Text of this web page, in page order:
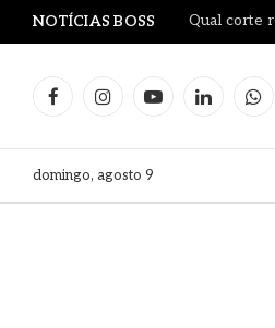
NOTÍCIAS BOSS Qual corte
FacebookInstagramYouTubeLinkedIn
domingo, agosto 9